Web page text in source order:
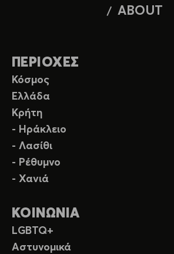
ABOUT
ΠΕΡΙΟΧΕΣ
Κόσμος
Ελλάδα
Κρήτη
- Ηράκλειο
- Λασίθι
- Ρέθυμνο
- Χανιά
ΚΟΙΝΩΝΙΑ
LGBTQ+
Αστυνομικά